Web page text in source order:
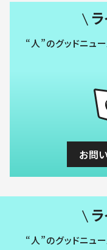
“人”のグッドニュ
お問
“人”のグッドニュ